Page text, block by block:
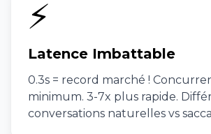
⚡
Latence Imbattable
0.3s = record marché !
minimum. 3-7x plus rapide.
conversations naturelles vs